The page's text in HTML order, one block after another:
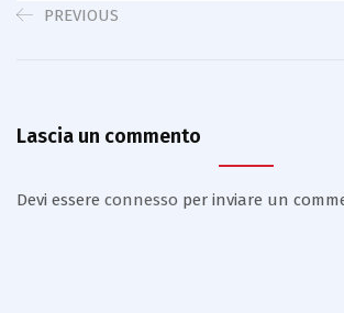
PREVIOUS
Lascia un commento
Devi essere connesso per inviare un